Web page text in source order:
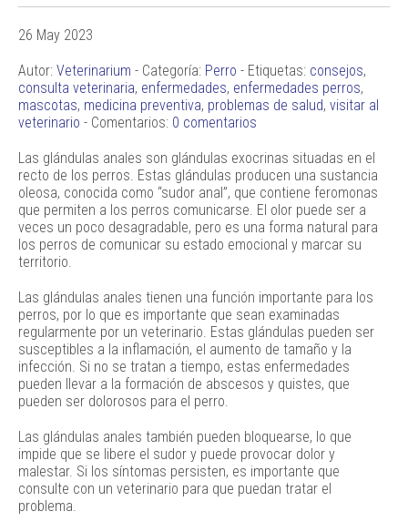
26 May 2023
Autor: Veterinarium - Categoría: Perro - Etiquetas: consejos,
consulta veterinaria, enfermedades, enfermedades perros,
mascotas, medicina preventiva, problemas de salud, visitar al
veterinario - Comentarios: 0 comentarios
Las glándulas anales son glándulas exocrinas situadas en el
recto de los perros. Estas glándulas producen una sustancia
oleosa, conocida como “sudor anal”, que contiene feromonas
que permiten a los perros comunicarse. El olor puede ser a
veces un poco desagradable, pero es una forma natural para
los perros de comunicar su estado emocional y marcar su
territorio.
Las glándulas anales tienen una función importante para los
perros, por lo que es importante que sean examinadas
regularmente por un veterinario. Estas glándulas pueden ser
susceptibles a la inflamación, el aumento de tamaño y la
infección. Si no se tratan a tiempo, estas enfermedades
pueden llevar a la formación de abscesos y quistes, que
pueden ser dolorosos para el perro.
Las glándulas anales también pueden bloquearse, lo que
impide que se libere el sudor y puede provocar dolor y
malestar. Si los síntomas persisten, es importante que
consulte con un veterinario para que puedan tratar el
problema.